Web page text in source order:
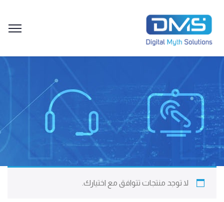
لا توجد منتجات تتوافق مع اختيارك.